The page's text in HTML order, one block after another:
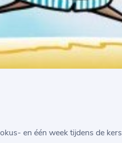
en één week tijdens de